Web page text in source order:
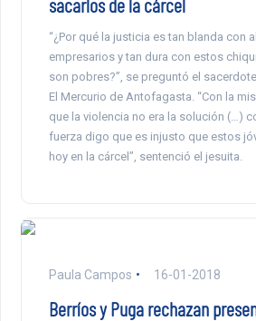
“¿Por qué la justicia es tan blanda con
empresarios y tan dura con estos
son pobres?”, se preguntó el
El Mercurio de Antofagasta. “Con la
que la violencia no era la solución (…)
fuerza digo que es injusto que estos
hoy en la cárcel”, sentenció el jesuita.
Paula Campos 16-01-2018
Berríos y Puga rechazan